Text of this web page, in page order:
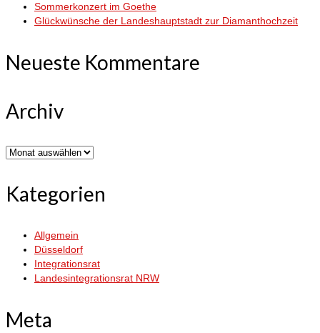
Sommerkonzert im Goethe
Glückwünsche der Landeshauptstadt zur Diamanthochzeit
Neueste Kommentare
Archiv
Archiv
Kategorien
Allgemein
Düsseldorf
Integrationsrat
Landesintegrationsrat NRW
Meta